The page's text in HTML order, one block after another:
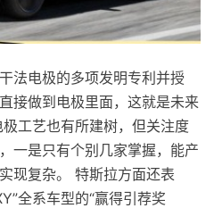
法电极的多项发明专利并授
接做到电极里面，这就是未来
工艺也有所建树，但关注度
一是只有个别几家掌握，能产
现复杂。 特斯拉方面还表
全系车型的“赢得引荐奖